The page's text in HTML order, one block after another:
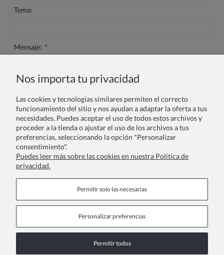
Tema:
Mensaje: *
*- Campo obligatorio
Enviar
Nos importa tu privacidad
Las cookies y tecnologías similares permiten el correcto
funcionamiento del sitio y nos ayudan a adaptar la oferta a tus
necesidades. Puedes aceptar el uso de todos estos archivos y
proceder a la tienda o ajustar el uso de los archivos a tus
preferencias, seleccionando la opción "Personalizar
consentimiento".
Puedes leer más sobre las cookies en nuestra Política de
privacidad.
Permitir solo las necesarias
Personalizar preferencias
Permitir todos